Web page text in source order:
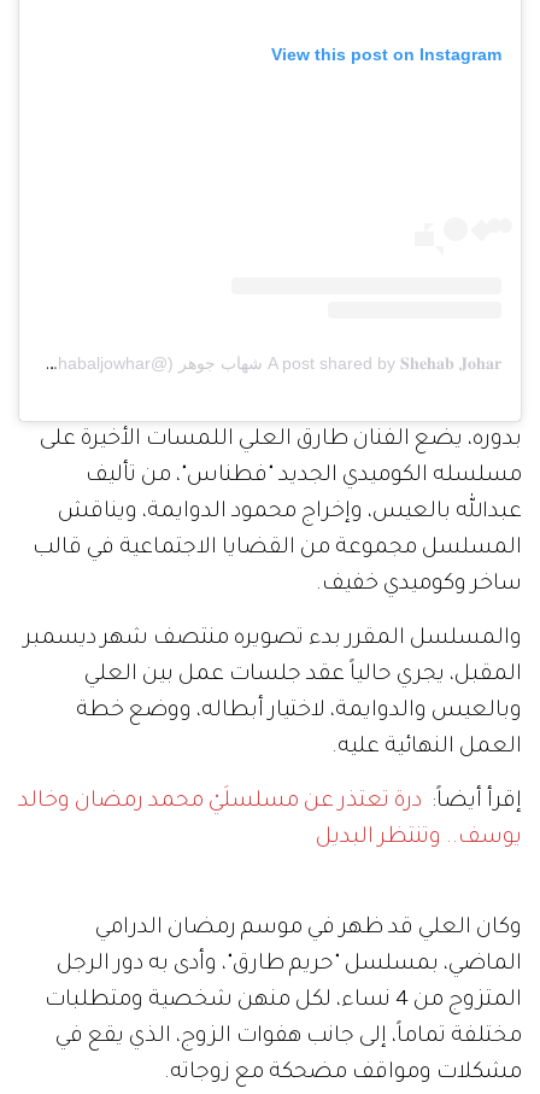
View this post on Instagram
A post shared by 𝐒𝐡𝐞𝐡𝐚𝐛 𝐉𝐨𝐡𝐚𝐫 شهاب جوهر (@shehabaljowhar)
بدوره، يضع الفنان طارق العلي اللمسات الأخيرة على
مسلسله الكوميدي الجديد "فطناس"، من تأليف
عبدالله بالعيس، وإخراج محمود الدوايمة، ويناقش
المسلسل مجموعة من القضايا الاجتماعية في قالب
ساخر وكوميدي خفيف.
والمسلسل المقرر بدء تصويره منتصف شهر ديسمبر
المقبل، يجري حالياً عقد جلسات عمل بين العلي
وبالعيس والدوايمة، لاختيار أبطاله، ووضع خطة
العمل النهائية عليه.
إقرأ أيضاً: درة تعتذر عن مسلسلَيْ محمد رمضان وخالد
يوسف.. وتنتظر البديل
وكان العلي قد ظهر في موسم رمضان الدرامي
الماضي، بمسلسل "حريم طارق"، وأدى به دور الرجل
المتزوج من 4 نساء، لكل منهن شخصية ومتطلبات
مختلفة تماماً، إلى جانب هفوات الزوج، الذي يقع في
مشكلات ومواقف مضحكة مع زوجاته.